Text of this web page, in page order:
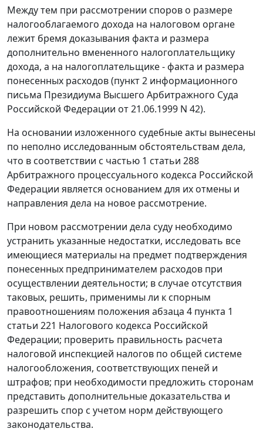
Между тем при рассмотрении споров о размере
налогооблагаемого дохода на налоговом органе
лежит бремя доказывания факта и размера
дополнительно вмененного налогоплательщику
дохода, а на налогоплательщике - факта и размера
понесенных расходов (пункт 2 информационного
письма Президиума Высшего Арбитражного Суда
Российской Федерации от 21.06.1999 N 42).
На основании изложенного судебные акты вынесены
по неполно исследованным обстоятельствам дела,
что в соответствии с частью 1 статьи 288
Арбитражного процессуального кодекса Российской
Федерации является основанием для их отмены и
направления дела на новое рассмотрение.
При новом рассмотрении дела суду необходимо
устранить указанные недостатки, исследовать все
имеющиеся материалы на предмет подтверждения
понесенных предпринимателем расходов при
осуществлении деятельности; в случае отсутствия
таковых, решить, применимы ли к спорным
правоотношениям положения абзаца 4 пункта 1
статьи 221 Налогового кодекса Российской
Федерации; проверить правильность расчета
налоговой инспекцией налогов по общей системе
налогообложения, соответствующих пеней и
штрафов; при необходимости предложить сторонам
представить дополнительные доказательства и
разрешить спор с учетом норм действующего
законодательства.